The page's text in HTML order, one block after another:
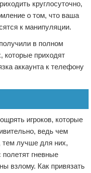
круглосуточно,
о том, что ваша
к манипуляции.
в полном
которые приходят
аккаунта к телефону
игроков, которые
ведь чем
тем лучше для них,
гневные
взлому. Как привязать